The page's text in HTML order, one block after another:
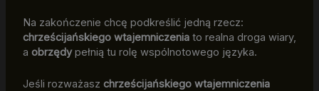
Na zakończenie chcę podkreślić jedną rzecz:
chrześcijańskiego wtajemniczeniato realna droga wiary,
a obrzędypełnią tu rolę wspólnotowego języka.
Jeśli rozważasz chrześcijańskiego wtajemniczenia